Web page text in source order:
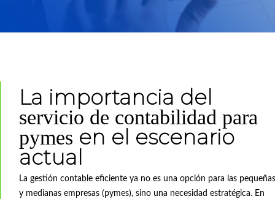
La importancia del
servicio de contabilidad para
pymes en el escenario
actual
La gestión contable eficiente ya no es una opción para las pequeñas
y medianas empresas (pymes), sino una necesidad estratégica. En